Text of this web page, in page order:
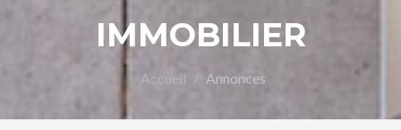
IMMOBILIER
Accueil Annonces